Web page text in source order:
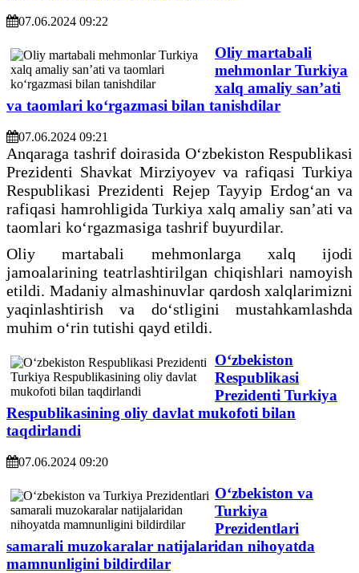
07.06.2024 09:22
Oliy martabali
mehmonlar Turkiya
xalq amaliy san’ati
va taomlari ko‘rgazmasi bilan tanishdilar
07.06.2024 09:21
Anqaraga tashrif doirasida O‘zbekiston Respublikasi
Prezidenti Shavkat Mirziyoyev va rafiqasi Turkiya
Respublikasi Prezidenti Rejep Tayyip Erdog‘an va
rafiqasi hamrohligida Turkiya xalq amaliy san’ati va
taomlari ko‘rgazmasiga tashrif buyurdilar.
Oliy martabali mehmonlarga xalq ijodi
jamoalarining teatrlashtirilgan chiqishlari namoyish
etildi. Madaniy almashinuvlar qardosh xalqlarimizni
yaqinlashtirish va do‘stligini mustahkamlashda
muhim o‘rin tutishi qayd etildi.
O‘zbekiston
Respublikasi
Prezidenti Turkiya
Respublikasining oliy davlat mukofoti bilan
taqdirlandi
07.06.2024 09:20
O‘zbekiston va
Turkiya
Prezidentlari
samarali muzokaralar natijalaridan nihoyatda
mamnunligini bildirdilar